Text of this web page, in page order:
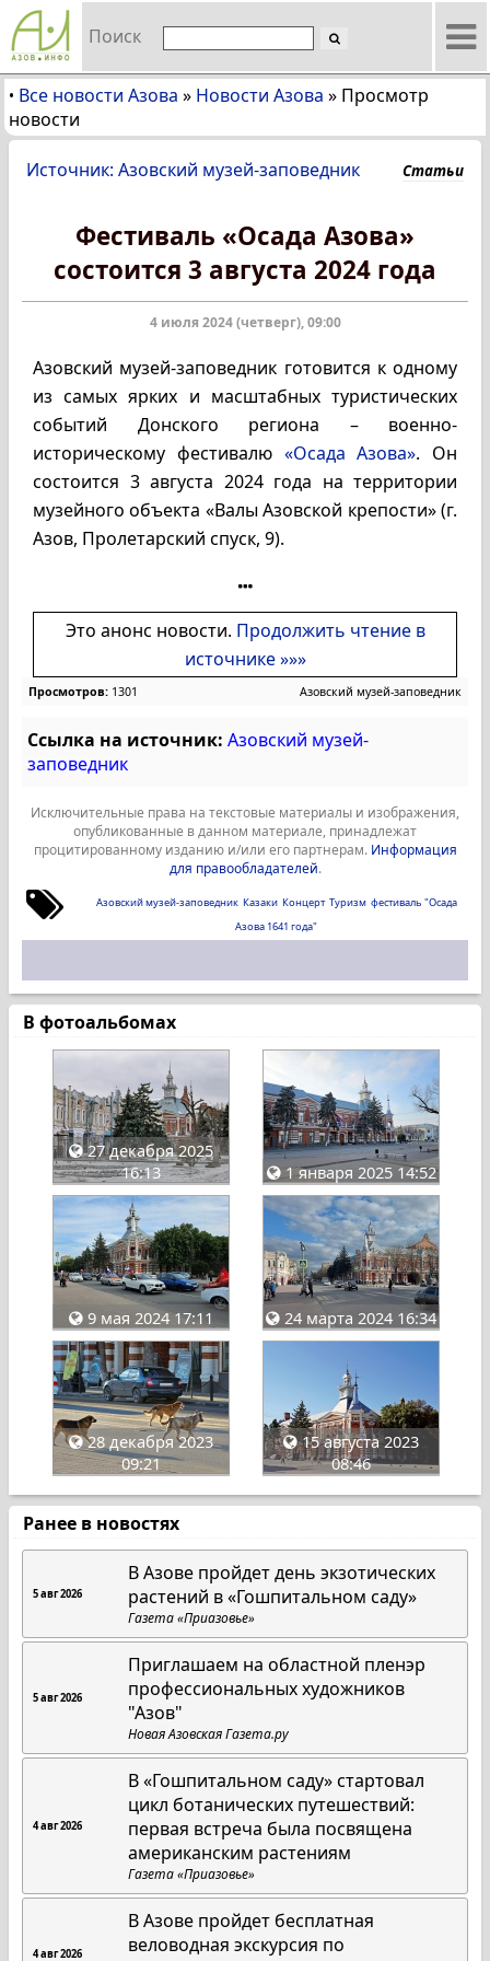
Поиск
• Все новости Азова » Новости Азова » Просмотр
новости
Источник: Азовский музей-заповедник Статьи
Фестиваль «Осада Азова»
состоится 3 августа 2024 года
4 июля 2024 (четверг), 09:00
Азовский музей-заповедник готовится к одному
из самых ярких и масштабных туристических
событий Донского региона – военно-
историческому фестивалю «Осада Азова». Он
состоится 3 августа 2024 года на территории
музейного объекта «Валы Азовской крепости» (г.
Азов, Пролетарский спуск, 9).
Это анонс новости. Продолжить чтение в
источнике »»»
Просмотров: 1301 Азовский музей-заповедник
Ссылка на источник: Азовский музей-
заповедник
Исключительные права на текстовые материалы и изображения,
опубликованные в данном материале, принадлежат
процитированному изданию и/или его партнерам. Информация
для правообладателей.
Азовский музей-заповедник Казаки Концерт Туризм фестиваль "Осада
Азова 1641 года"
В фотоальбомах
27 декабря 2025
16:13
1 января 2025 14:52
9 мая 2024 17:11 24 марта 2024 16:34
28 декабря 2023
09:21
15 августа 2023
08:46
Ранее в новостях
5 авг 2026
В Азове пройдет день экзотических
растений в «Гошпитальном саду»
Газета «Приазовье»
5 авг 2026
Приглашаем на областной пленэр
профессиональных художников
"Азов"
Новая Азовская Газета.ру
4 авг 2026
В «Гошпитальном саду» стартовал
цикл ботанических путешествий:
первая встреча была посвящена
американским растениям
Газета «Приазовье»
4 авг 2026
В Азове пройдет бесплатная
веловодная экскурсия по